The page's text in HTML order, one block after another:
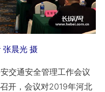
张晨光 摄
交通安全管理工作会议
开，会议对2019年河北